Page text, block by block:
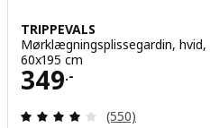
Stjerner. Anmeldelser i alt:
TRIPPEVALS
Mørklægningsplissegardin, hvid,
60x195 cm
349.-
Pris 349.-
Anmeld: 3.9 ud
(550)